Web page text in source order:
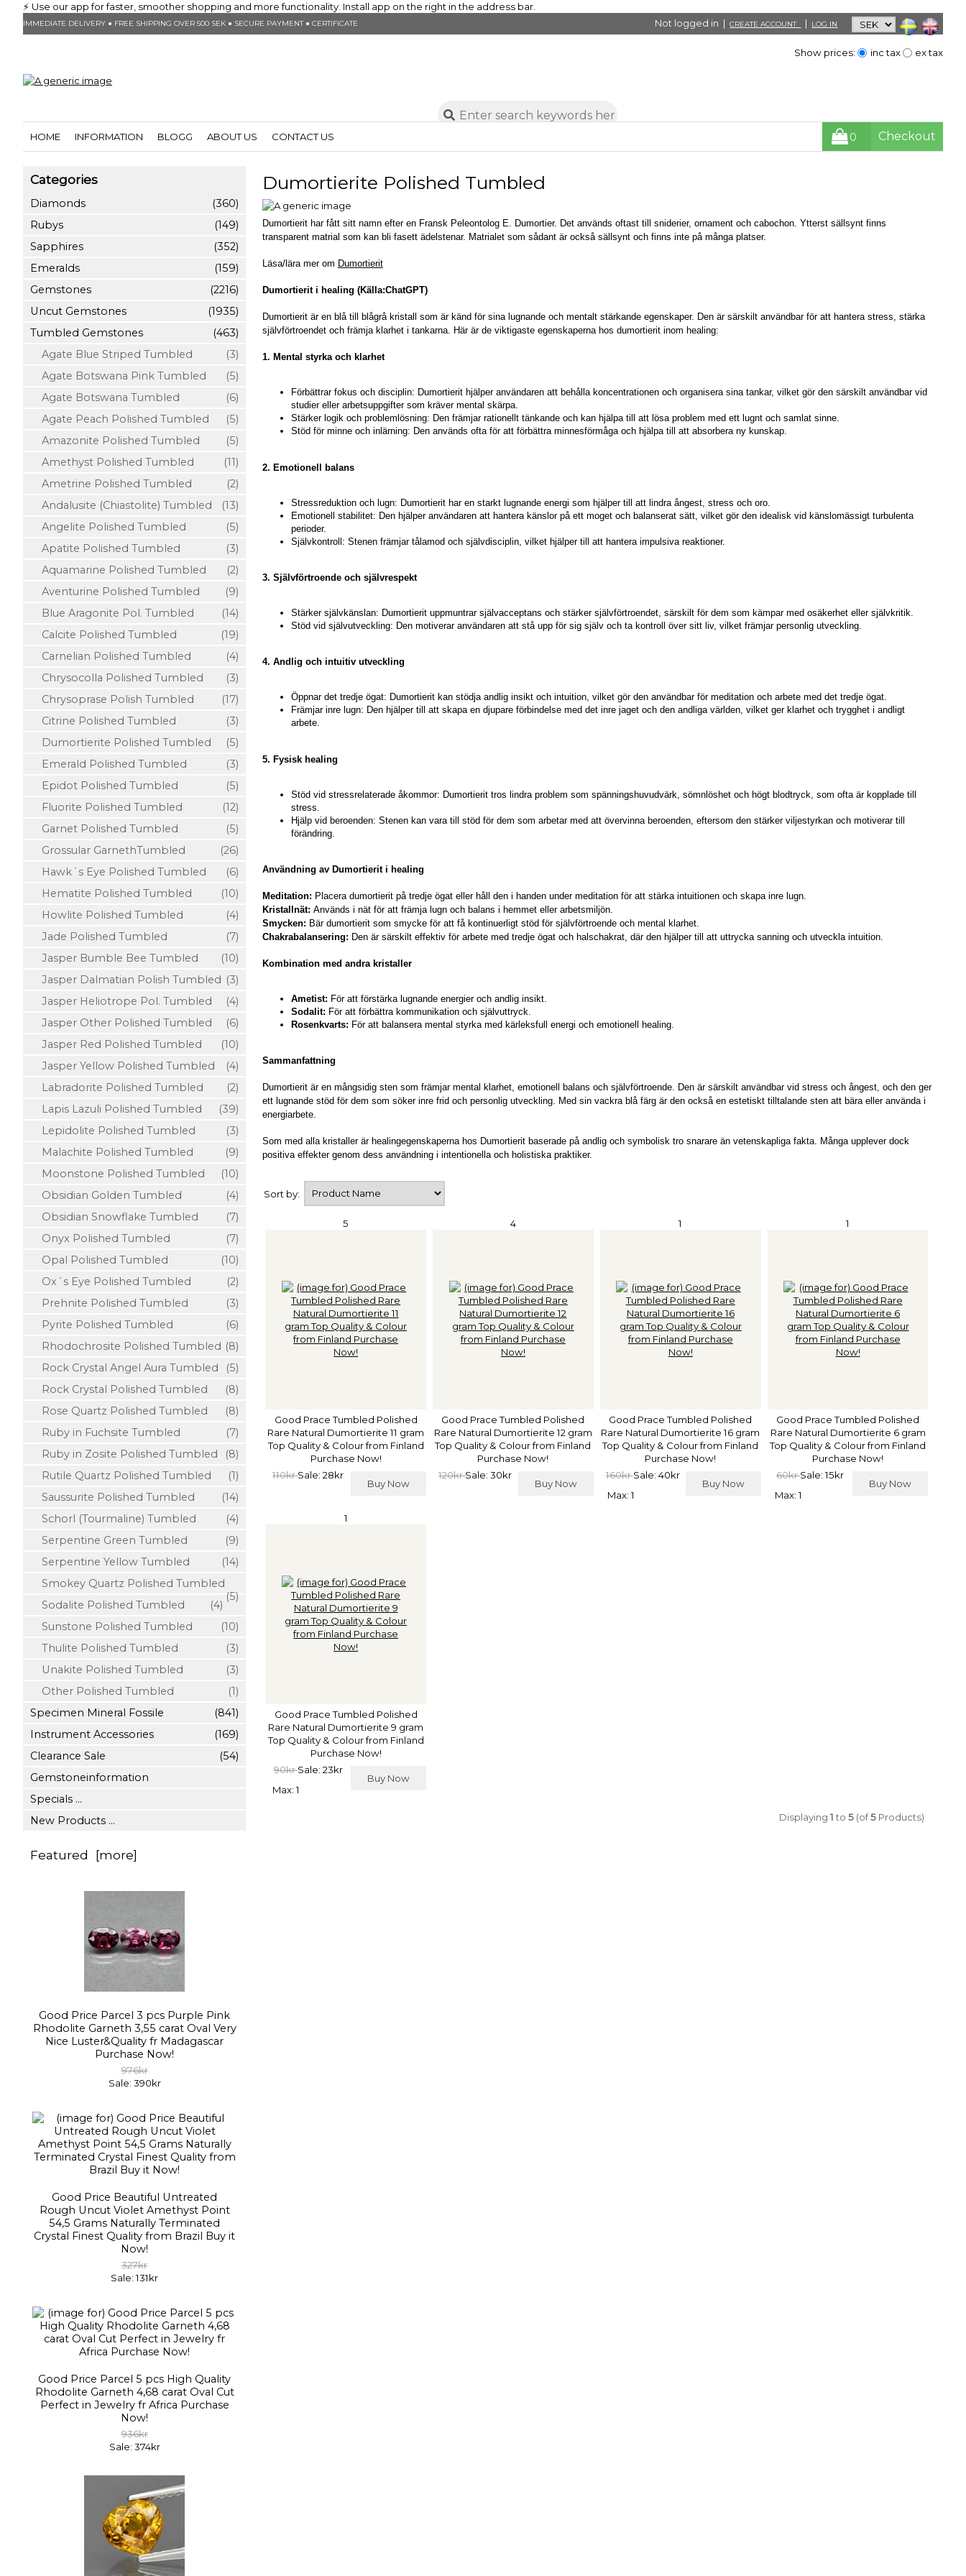
⚡ Use our app for faster, smoother shopping and more functionality. Install app on the right in the address bar.
IMMEDIATE DELIVERY ● FREE SHIPPING OVER 500 SEK ● SECURE PAYMENT ● CERTIFICATE Not logged in |CREATE ACCOUNT | LOG IN
Show prices: inc tax ex tax
HOME INFORMATION BLOGG ABOUT US CONTACT US 0 Checkout
Categories
Diamonds
(360)
Rubys
(149)
Sapphires
(352)
Emeralds
(159)
Gemstones
(2216)
Uncut Gemstones
(1935)
Tumbled Gemstones
(463)
Agate Blue Striped Tumbled
(3)
Agate Botswana Pink Tumbled
(5)
Agate Botswana Tumbled
(6)
Agate Peach Polished Tumbled
(5)
Amazonite Polished Tumbled
(5)
Amethyst Polished Tumbled
(11)
Ametrine Polished Tumbled
(2)
Andalusite (Chiastolite) Tumbled
(13)
Angelite Polished Tumbled
(5)
Apatite Polished Tumbled
(3)
Aquamarine Polished Tumbled
(2)
Aventurine Polished Tumbled
(9)
Blue Aragonite Pol. Tumbled
(14)
Calcite Polished Tumbled
(19)
Carnelian Polished Tumbled
(4)
Chrysocolla Polished Tumbled
(3)
Chrysoprase Polish Tumbled
(17)
Citrine Polished Tumbled
(3)
Dumortierite Polished Tumbled
(5)
Emerald Polished Tumbled
(3)
Epidot Polished Tumbled
(5)
Fluorite Polished Tumbled
(12)
Garnet Polished Tumbled
(5)
Grossular GarnethTumbled
(26)
Hawk´s Eye Polished Tumbled
(6)
Hematite Polished Tumbled
(10)
Howlite Polished Tumbled
(4)
Jade Polished Tumbled
(7)
Jasper Bumble Bee Tumbled
(10)
Jasper Dalmatian Polish Tumbled (3)
Jasper Heliotrope Pol. Tumbled
(4)
Jasper Other Polished Tumbled
(6)
Jasper Red Polished Tumbled
(10)
Jasper Yellow Polished Tumbled
(4)
Labradorite Polished Tumbled
(2)
Lapis Lazuli Polished Tumbled
(39)
Lepidolite Polished Tumbled
(3)
Malachite Polished Tumbled
(9)
Moonstone Polished Tumbled
(10)
Obsidian Golden Tumbled
(4)
Obsidian Snowflake Tumbled
(7)
Onyx Polished Tumbled
(7)
Opal Polished Tumbled
(10)
Ox´s Eye Polished Tumbled
(2)
Prehnite Polished Tumbled
(3)
Pyrite Polished Tumbled
(6)
Rhodochrosite Polished Tumbled (8)
Rock Crystal Angel Aura Tumbled
(5)
Rock Crystal Polished Tumbled
(8)
Rose Quartz Polished Tumbled
(8)
Ruby in Fuchsite Tumbled
(7)
Ruby in Zosite Polished Tumbled
(8)
Rutile Quartz Polished Tumbled
(1)
Saussurite Polished Tumbled
(14)
Schorl (Tourmaline) Tumbled
(4)
Serpentine Green Tumbled
(9)
Serpentine Yellow Tumbled
(14)
Smokey Quartz Polished Tumbled
(5)
Sodalite Polished Tumbled
(4)
Sunstone Polished Tumbled
(10)
Thulite Polished Tumbled
(3)
Unakite Polished Tumbled
(3)
Other Polished Tumbled
(1)
Specimen Mineral Fossile
(841)
Instrument Accessories
(169)
Clearance Sale
(54)
Gemstoneinformation
Specials ...
New Products ...
Featured [more]
Good Price Parcel 3 pcs Purple Pink
Rhodolite Garneth 3,55 carat Oval Very
Nice Luster&Quality fr Madagascar
Purchase Now!
976kr
Sale: 390kr
Good Price Beautiful Untreated
Rough Uncut Violet Amethyst Point
54,5 Grams Naturally Terminated
Crystal Finest Quality from Brazil Buy it
Now!
327kr
Sale: 131kr
Good Price Parcel 5 pcs High Quality
Rhodolite Garneth 4,68 carat Oval Cut
Perfect in Jewelry fr Africa Purchase
Now!
936kr
Sale: 374kr
Dumortierite Polished Tumbled
Dumortierit har fått sitt namn efter en Fransk Peleontolog E. Dumortier. Det används oftast till sniderier, ornament och cabochon. Ytterst sällsynt finns
transparent matrial som kan bli fasett ädelstenar. Matrialet som sådant är också sällsynt och finns inte på många platser.
Läsa/lära mer om Dumortierit
Dumortierit i healing (Källa:ChatGPT)
Dumortierit är en blå till blågrå kristall som är känd för sina lugnande och mentalt stärkande egenskaper. Den är särskilt användbar för att hantera stress, stärka
självförtroendet och främja klarhet i tankarna. Här är de viktigaste egenskaperna hos dumortierit inom healing:
1. Mental styrka och klarhet
Förbättrar fokus och disciplin: Dumortierit hjälper användaren att behålla koncentrationen och organisera sina tankar, vilket gör den särskilt användbar vid
studier eller arbetsuppgifter som kräver mental skärpa.
Stärker logik och problemlösning: Den främjar rationellt tänkande och kan hjälpa till att lösa problem med ett lugnt och samlat sinne.
Stöd för minne och inlärning: Den används ofta för att förbättra minnesförmåga och hjälpa till att absorbera ny kunskap.
2. Emotionell balans
Stressreduktion och lugn: Dumortierit har en starkt lugnande energi som hjälper till att lindra ångest, stress och oro.
Emotionell stabilitet: Den hjälper användaren att hantera känslor på ett moget och balanserat sätt, vilket gör den idealisk vid känslomässigt turbulenta
perioder.
Självkontroll: Stenen främjar tålamod och självdisciplin, vilket hjälper till att hantera impulsiva reaktioner.
3. Självförtroende och självrespekt
Stärker självkänslan: Dumortierit uppmuntrar självacceptans och stärker självförtroendet, särskilt för dem som kämpar med osäkerhet eller självkritik.
Stöd vid självutveckling: Den motiverar användaren att stå upp för sig själv och ta kontroll över sitt liv, vilket främjar personlig utveckling.
4. Andlig och intuitiv utveckling
Öppnar det tredje ögat: Dumortierit kan stödja andlig insikt och intuition, vilket gör den användbar för meditation och arbete med det tredje ögat.
Främjar inre lugn: Den hjälper till att skapa en djupare förbindelse med det inre jaget och den andliga världen, vilket ger klarhet och trygghet i andligt
arbete.
5. Fysisk healing
Stöd vid stressrelaterade åkommor: Dumortierit tros lindra problem som spänningshuvudvärk, sömnlöshet och högt blodtryck, som ofta är kopplade till
stress.
Hjälp vid beroenden: Stenen kan vara till stöd för dem som arbetar med att övervinna beroenden, eftersom den stärker viljestyrkan och motiverar till
förändring.
Användning av Dumortierit i healing
Meditation: Placera dumortierit på tredje ögat eller håll den i handen under meditation för att stärka intuitionen och skapa inre lugn.
Kristallnät: Används i nät för att främja lugn och balans i hemmet eller arbetsmiljön.
Smycken: Bär dumortierit som smycke för att få kontinuerligt stöd för självförtroende och mental klarhet.
Chakrabalansering: Den är särskilt effektiv för arbete med tredje ögat och halschakrat, där den hjälper till att uttrycka sanning och utveckla intuition.
Kombination med andra kristaller
Ametist: För att förstärka lugnande energier och andlig insikt.
Sodalit: För att förbättra kommunikation och självuttryck.
Rosenkvarts: För att balansera mental styrka med kärleksfull energi och emotionell healing.
Sammanfattning
Dumortierit är en mångsidig sten som främjar mental klarhet, emotionell balans och självförtroende. Den är särskilt användbar vid stress och ångest, och den ger
ett lugnande stöd för dem som söker inre frid och personlig utveckling. Med sin vackra blå färg är den också en estetiskt tilltalande sten att bära eller använda i
energiarbete.
Som med alla kristaller är healingegenskaperna hos Dumortierit baserade på andlig och symbolisk tro snarare än vetenskapliga fakta. Många upplever dock
positiva effekter genom dess användning i intentionella och holistiska praktiker.
Sort by:
5
Good Prace Tumbled Polished
Rare Natural Dumortierite 11 gram
Top Quality & Colour from Finland
Purchase Now!
110krSale: 28kr
Buy Now
4
Good Prace Tumbled Polished
Rare Natural Dumortierite 12 gram
Top Quality & Colour from Finland
Purchase Now!
120krSale: 30kr
Buy Now
1
Good Prace Tumbled Polished
Rare Natural Dumortierite 16 gram
Top Quality & Colour from Finland
Purchase Now!
160krSale: 40kr
Buy Now
Max: 1
1
Good Prace Tumbled Polished
Rare Natural Dumortierite 6 gram
Top Quality & Colour from Finland
Purchase Now!
60krSale: 15kr
Buy Now
Max: 1
1
Good Prace Tumbled Polished
Rare Natural Dumortierite 9 gram
Top Quality & Colour from Finland
Purchase Now!
90krSale: 23kr
Buy Now
Max: 1
Displaying 1to 5(of5Products)